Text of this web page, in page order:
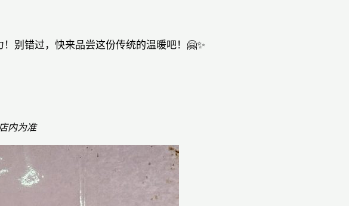
别错过，快来品尝这份传统的温暖吧！🤗✨
内为准